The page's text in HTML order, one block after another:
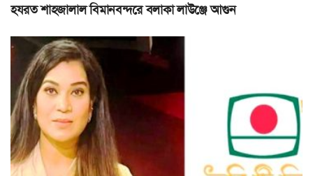
হযরত শাহজালাল বিমানবন্দরে বলাকা লাউঞ্জে আগুন